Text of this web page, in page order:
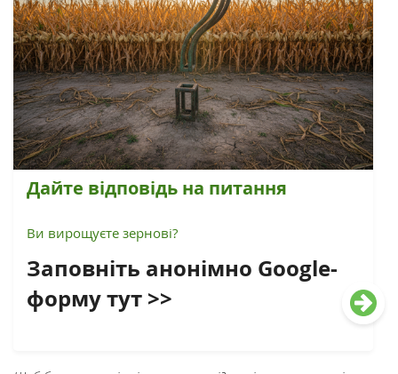
Дайте відповідь на питання
Ви вирощуєте зернові?
Заповніть анонімно Google-
форму тут >>